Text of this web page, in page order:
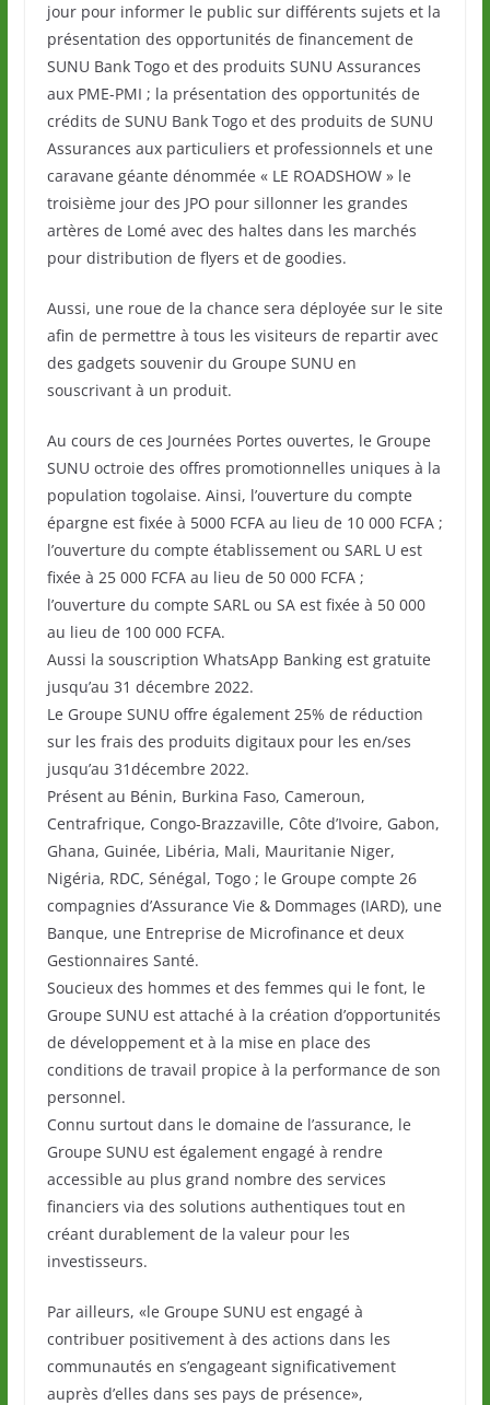
jour pour informer le public sur différents sujets et la
présentation des opportunités de financement de
SUNU Bank Togo et des produits SUNU Assurances
aux PME-PMI ; la présentation des opportunités de
crédits de SUNU Bank Togo et des produits de SUNU
Assurances aux particuliers et professionnels et une
caravane géante dénommée « LE ROADSHOW » le
troisième jour des JPO pour sillonner les grandes
artères de Lomé avec des haltes dans les marchés
pour distribution de flyers et de goodies.
Aussi, une roue de la chance sera déployée sur le site
afin de permettre à tous les visiteurs de repartir avec
des gadgets souvenir du Groupe SUNU en
souscrivant à un produit.
Au cours de ces Journées Portes ouvertes, le Groupe
SUNU octroie des offres promotionnelles uniques à la
population togolaise. Ainsi, l’ouverture du compte
épargne est fixée à 5000 FCFA au lieu de 10 000 FCFA ;
l’ouverture du compte établissement ou SARL U est
fixée à 25 000 FCFA au lieu de 50 000 FCFA ;
l’ouverture du compte SARL ou SA est fixée à 50 000
au lieu de 100 000 FCFA.
Aussi la souscription WhatsApp Banking est gratuite
jusqu’au 31 décembre 2022.
Le Groupe SUNU offre également 25% de réduction
sur les frais des produits digitaux pour les en/ses
jusqu’au 31décembre 2022.
Présent au Bénin, Burkina Faso, Cameroun,
Centrafrique, Congo-Brazzaville, Côte d’Ivoire, Gabon,
Ghana, Guinée, Libéria, Mali, Mauritanie Niger,
Nigéria, RDC, Sénégal, Togo ; le Groupe compte 26
compagnies d’Assurance Vie & Dommages (IARD), une
Banque, une Entreprise de Microfinance et deux
Gestionnaires Santé.
Soucieux des hommes et des femmes qui le font, le
Groupe SUNU est attaché à la création d’opportunités
de développement et à la mise en place des
conditions de travail propice à la performance de son
personnel.
Connu surtout dans le domaine de l’assurance, le
Groupe SUNU est également engagé à rendre
accessible au plus grand nombre des services
financiers via des solutions authentiques tout en
créant durablement de la valeur pour les
investisseurs.
Par ailleurs, «le Groupe SUNU est engagé à
contribuer positivement à des actions dans les
communautés en s’engageant significativement
auprès d’elles dans ses pays de présence»,